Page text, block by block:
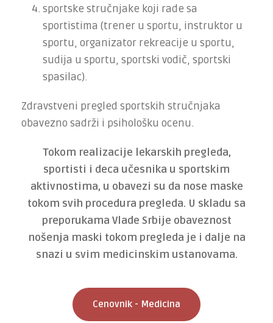
sportske stručnjake koji rade sa
sportistima (trener u sportu, instruktor u
sportu, organizator rekreacije u sportu,
sudija u sportu, sportski vodič, sportski
spasilac).
Zdravstveni pregled sportskih stručnjaka
obavezno sadrži i psihološku ocenu.
Tokom realizacije lekarskih pregleda,
sportisti i deca učesnika u sportskim
aktivnostima, u obavezi su da nose maske
tokom svih procedura pregleda. U skladu sa
preporukama Vlade Srbije obaveznost
nošenja maski tokom pregleda je i dalje na
snazi u svim medicinskim ustanovama.
Cenovnik - Medicina